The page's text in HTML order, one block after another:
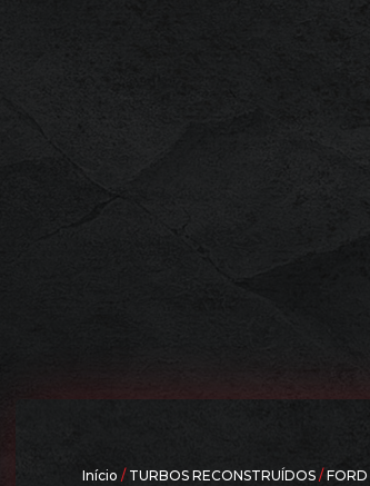
Início / TURBOS RECONSTRUÍDOS /FORD